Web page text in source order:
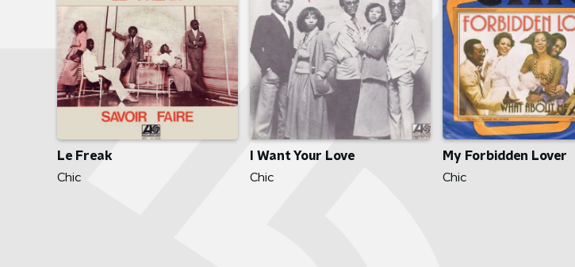
Le Freak
Chic
I Want Your Love
Chic
My Forbidden Lover
Chic